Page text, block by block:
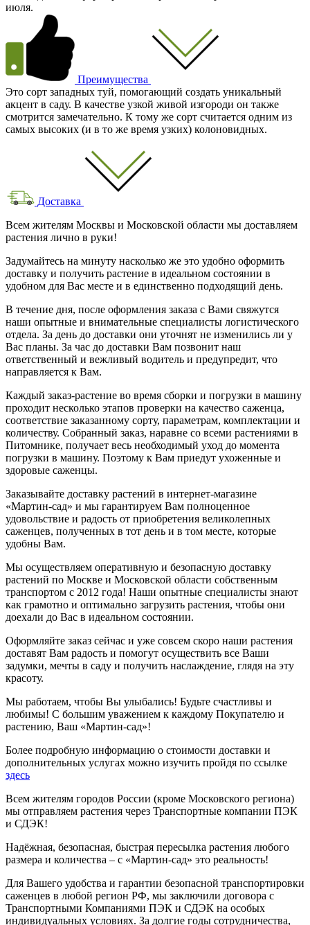
июля.
Преимущества
Это сорт западных туй, помогающий создать уникальный
акцент в саду. В качестве узкой живой изгороди он также
смотрится замечательно. К тому же сорт считается одним из
самых высоких (и в то же время узких) колоновидных.
Доставка
Всем жителям Москвы и Московской области мы доставляем
растения лично в руки!
Задумайтесь на минуту насколько же это удобно оформить
доставку и получить растение в идеальном состоянии в
удобном для Вас месте и в единственно подходящий день.
В течение дня, после оформления заказа с Вами свяжутся
наши опытные и внимательные специалисты логистического
отдела. За день до доставки они уточнят не изменились ли у
Вас планы. За час до доставки Вам позвонит наш
ответственный и вежливый водитель и предупредит, что
направляется к Вам.
Каждый заказ-растение во время сборки и погрузки в машину
проходит несколько этапов проверки на качество саженца,
соответствие заказанному сорту, параметрам, комплектации и
количеству. Собранный заказ, наравне со всеми растениями в
Питомнике, получает весь необходимый уход до момента
погрузки в машину. Поэтому к Вам приедут ухоженные и
здоровые саженцы.
Заказывайте доставку растений в интернет-магазине
«Мартин-сад» и мы гарантируем Вам полноценное
удовольствие и радость от приобретения великолепных
саженцев, полученных в тот день и в том месте, которые
удобны Вам.
Мы осуществляем оперативную и безопасную доставку
растений по Москве и Московской области собственным
транспортом с 2012 года! Наши опытные специалисты знают
как грамотно и оптимально загрузить растения, чтобы они
доехали до Вас в идеальном состоянии.
Оформляйте заказ сейчас и уже совсем скоро наши растения
доставят Вам радость и помогут осуществить все Ваши
задумки, мечты в саду и получить наслаждение, глядя на эту
красоту.
Мы работаем, чтобы Вы улыбались! Будьте счастливы и
любимы! С большим уважением к каждому Покупателю и
растению, Ваш «Мартин-сад»!
Более подробную информацию о стоимости доставки и
дополнительных услугах можно изучить пройдя по ссылке
здесь
Всем жителям городов России (кроме Московского региона)
мы отправляем растения через Транспортные компании ПЭК
и СДЭК!
Надёжная, безопасная, быстрая пересылка растения любого
размера и количества – с «Мартин-сад» это реальность!
Для Вашего удобства и гарантии безопасной транспортировки
саженцев в любой регион РФ, мы заключили договора с
Транспортными Компаниями ПЭК и СДЭК на особых
индивидуальных условиях. За долгие годы сотрудничества,